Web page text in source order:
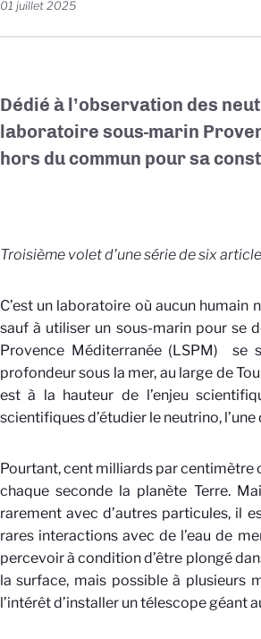
01 juillet 2025
Dédié à l’observation des
laboratoire sous-marin
hors du commun pour sa
Troisième volet d'une série de six
C’est un laboratoire où aucun
sauf à utiliser un sous-marin pour se
Provence Méditerranée (LSPM)
se
profondeur sous la mer, au large de
est à la hauteur de l’enjeu
scientifiques d’étudier le neutrino,
Pourtant, cent milliards par centimètre
chaque seconde la planète Terre.
rarement avec d’autres particules, il
rares interactions avec de l’eau de
percevoir à condition d’être plongé
la surface, mais possible à plusieurs
l’intérêt d’installer un télescope géant